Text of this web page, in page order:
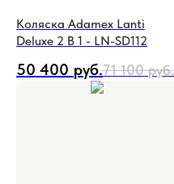
Коляска Adamex Lanti
Deluxe 2 В 1 - LN-SD112
50 400 руб.71 100 руб.